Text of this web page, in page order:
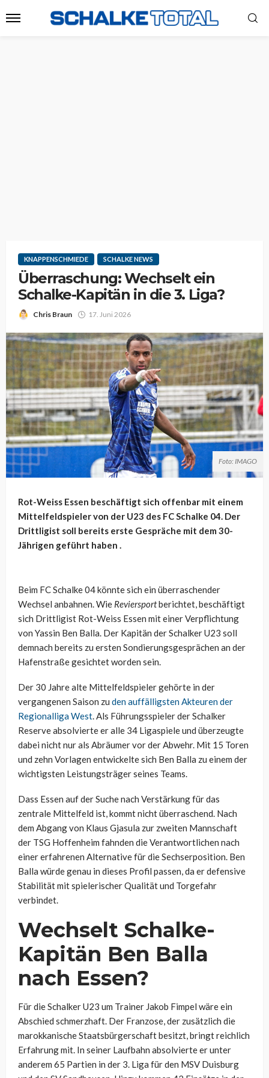
KNAPPENSCHMIEDE SCHALKE NEWS
Überraschung: Wechselt ein
Schalke-Kapitän in die 3. Liga?
Chris Braun 17. Juni 2026
Foto: IMAGO
Rot-Weiss Essen beschäftigt sich offenbar mit einem
Mittelfeldspieler von der U23 des FC Schalke 04. Der
Drittligist soll bereits erste Gespräche mit dem 30-
Jährigen geführt haben .
Beim FC Schalke 04 könnte sich ein überraschender
Wechsel anbahnen. Wie Reviersportberichtet, beschäftigt
sich Drittligist Rot-Weiss Essen mit einer Verpflichtung
von Yassin Ben Balla. Der Kapitän der Schalker U23 soll
demnach bereits zu ersten Sondierungsgesprächen an der
Hafenstraße gesichtet worden sein.
Der 30 Jahre alte Mittelfeldspieler gehörte in der
vergangenen Saison zu den auffälligsten Akteuren der
Regionalliga West. Als Führungsspieler der Schalker
Reserve absolvierte er alle 34 Ligaspiele und überzeugte
dabei nicht nur als Abräumer vor der Abwehr. Mit 15 Toren
und zehn Vorlagen entwickelte sich Ben Balla zu einem der
wichtigsten Leistungsträger seines Teams.
Dass Essen auf der Suche nach Verstärkung für das
zentrale Mittelfeld ist, kommt nicht überraschend. Nach
dem Abgang von Klaus Gjasula zur zweiten Mannschaft
der TSG Hoffenheim fahnden die Verantwortlichen nach
einer erfahrenen Alternative für die Sechserposition. Ben
Balla würde genau in dieses Profil passen, da er defensive
Stabilität mit spielerischer Qualität und Torgefahr
verbindet.
Wechselt Schalke-
Kapitän Ben Balla
nach Essen?
Für die Schalker U23 um Trainer Jakob Fimpel wäre ein
Abschied schmerzhaft. Der Franzose, der zusätzlich die
marokkanische Staatsbürgerschaft besitzt, bringt reichlich
Erfahrung mit. In seiner Laufbahn absolvierte er unter
anderem 65 Partien in der 3. Liga für den MSV Duisburg